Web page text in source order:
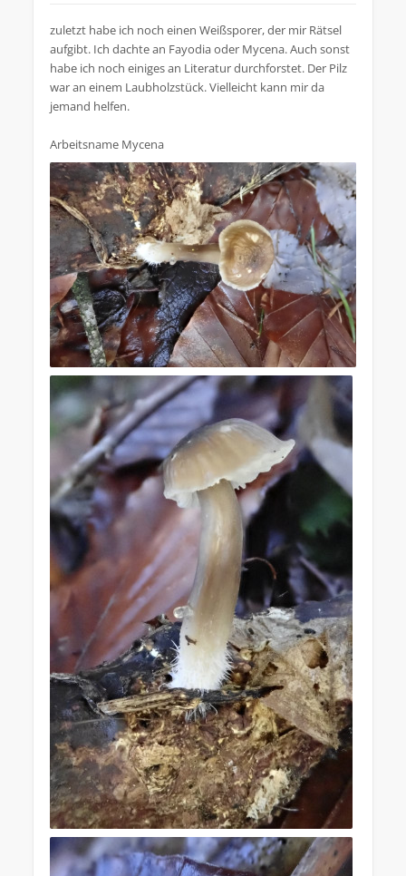
zuletzt habe ich noch einen Weißsporer, der mir Rätsel
aufgibt. Ich dachte an Fayodia oder Mycena. Auch sonst
habe ich noch einiges an Literatur durchforstet. Der Pilz
war an einem Laubholzstück. Vielleicht kann mir da
jemand helfen.
Arbeitsname Mycena